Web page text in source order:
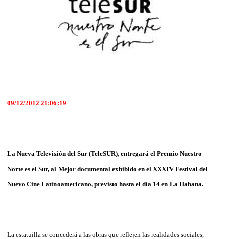
09/12/2012 21:06:19
La Nueva Televisión del Sur (TeleSUR), entregará el Premio Nuestro
Norte es el Sur, al Mejor documental exhibido en el XXXIV Festival del
Nuevo Cine Latinoamericano, previsto hasta el día 14 en La Habana.
La estatuilla se concederá a las obras que reflejen las realidades sociales,